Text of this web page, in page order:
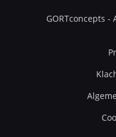
GORTconcepts